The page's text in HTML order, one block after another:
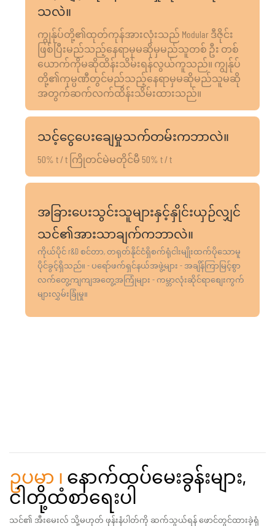
သလဲ။
ကျွန်ုပ်တို့၏ထုတ်ကုန်အားလုံးသည် Modular ဒီဇိုင်း
ဖြစ်ပြီးမည်သည့်နေရာမှမဆိုမှမည်သူတစ် ဦး တစ်
ယောက်ကိုမဆိုထိန်းသိမ်းရန်လွယ်ကူသည်။ ကျွန်ုပ်
တို့၏ကုမ္ပဏီတွင်မည်သည့်နေရာမှမဆိုမည်သူမဆို
အတွက်ဆက်လက်ထိန်းသိမ်းထားသည်။
သင့်ငွေပေးချေမှုသက်တမ်းကဘာလဲ။
50% t / t ကြိုတင်မဲမတိုင်မီ 50% t / t
အခြားပေးသွင်းသူများနှင့်နှိုင်းယှဉ်လျှင်
သင်၏အားသာချက်ကဘာလဲ။
ကိုယ်ပိုင် r&D စင်တာ, တရုတ်နိုင်ငံရှိစက်ရုံငါးမျိုးထက်ပိုသောမူ
ပိုင်ခွင့်ရှိသည်။ - ပရော်ဖက်ရှင်နယ်အဖွဲ့များ - အချိန်ကြာမြင့်စွာ
လက်တွေ့ကျကျအတွေ့အကြုံများ - ကမ္ဘာလုံးဆိုင်ရာစျေးကွက်
များလွှမ်းခြုံမှု။
ဥပမာ ၊ နောက်ထပ်မေးခွန်းများ,
ငါတို့ထံစာရေးပါ
သင်၏ အီးမေးလ် သို့မဟုတ် ဖုန်းနံပါတ်ကို ဆက်သွယ်ရန် ဖောင်တွင်ထားခဲ့ရုံ